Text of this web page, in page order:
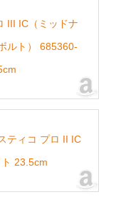
III IC（ミッドナ
ルト） 685360-
ティコ プロ II IC
23.5cm